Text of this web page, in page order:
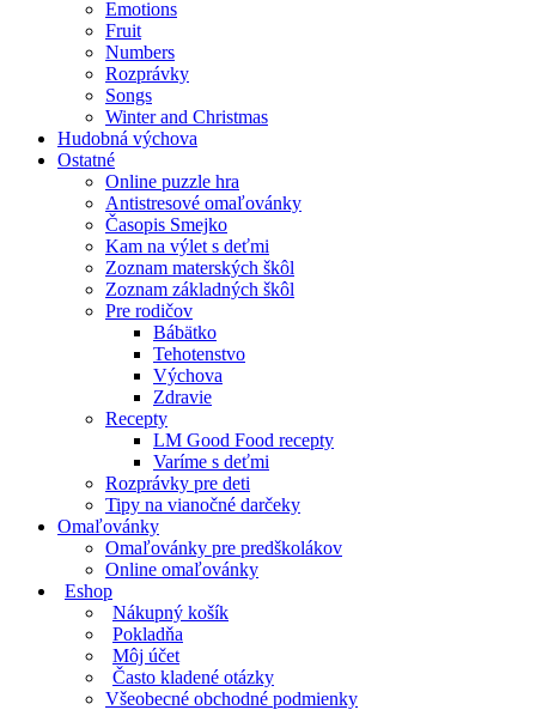
Emotions
Fruit
Numbers
Rozprávky
Songs
Winter and Christmas
Hudobná výchova
Ostatné
Online puzzle hra
Antistresové omaľovánky
Časopis Smejko
Kam na výlet s deťmi
Zoznam materských škôl
Zoznam základných škôl
Pre rodičov
Bábätko
Tehotenstvo
Výchova
Zdravie
Recepty
LM Good Food recepty
Varíme s deťmi
Rozprávky pre deti
Tipy na vianočné darčeky
Omaľovánky
Omaľovánky pre predškolákov
Online omaľovánky
Eshop
Nákupný košík
Pokladňa
Môj účet
Často kladené otázky
Všeobecné obchodné podmienky